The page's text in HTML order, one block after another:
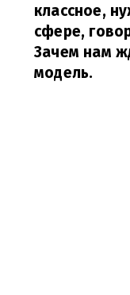
классное,
сфере,
Зачем нам
модель.